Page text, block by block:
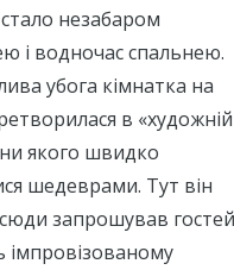
незабаром
і водночас спальнею.
убога кімнатка на
в «художній
якого швидко
шедеврами. Тут він
запрошував
імпровізованому